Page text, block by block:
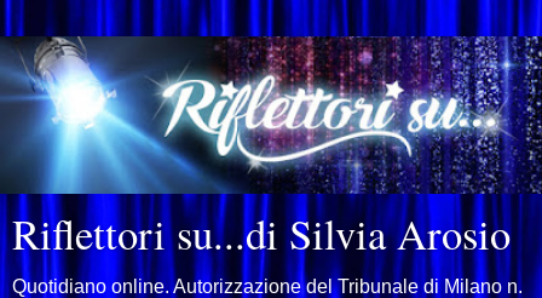
Riflettori su...di Silvia Arosio
Quotidiano online. Autorizzazione del Tribunale di Milano n.